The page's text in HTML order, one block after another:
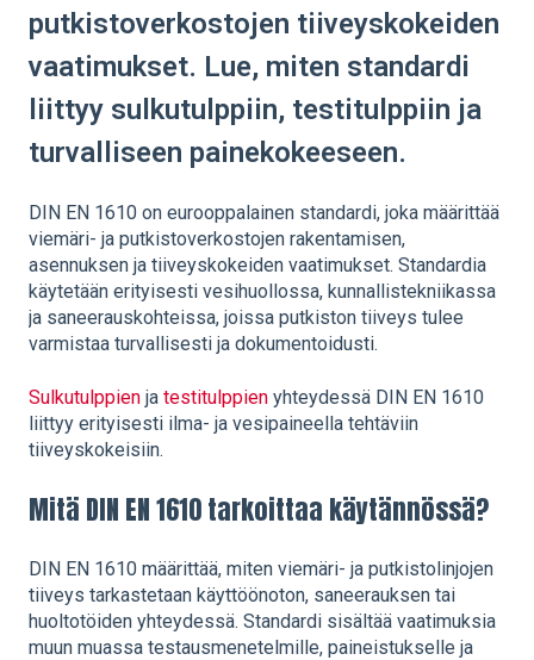
putkistoverkostojen tiiveyskokeiden
vaatimukset. Lue, miten standardi
liittyy sulkutulppiin, testitulppiin ja
turvalliseen painekokeeseen.
DIN EN 1610 on eurooppalainen standardi, joka määrittää
viemäri- ja putkistoverkostojen rakentamisen,
asennuksen ja tiiveyskokeiden vaatimukset. Standardia
käytetään erityisesti vesihuollossa, kunnallistekniikassa
ja saneerauskohteissa, joissa putkiston tiiveys tulee
varmistaa turvallisesti ja dokumentoidusti.
Sulkutulppien ja testitulppien yhteydessä DIN EN 1610
liittyy erityisesti ilma- ja vesipaineella tehtäviin
tiiveyskokeisiin.
Mitä DIN EN 1610 tarkoittaa käytännössä?
DIN EN 1610 määrittää, miten viemäri- ja putkistolinjojen
tiiveys tarkastetaan käyttöönoton, saneerauksen tai
huoltotöiden yhteydessä. Standardi sisältää vaatimuksia
muun muassa testausmenetelmille, paineistukselle ja